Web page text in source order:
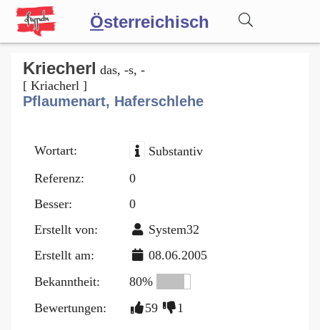
Österreichisch
Wörterbuch
Forum
Blog
Kriecherl das, -s, -
[ Kriacherl ]
Pflaumenart, Haferschlehe
Wortart:
Substantiv
Referenz:
0
Besser:
0
Erstellt von:
System32
Erstellt am:
08.06.2005
Bekanntheit:
80%
Bewertungen:
59 1